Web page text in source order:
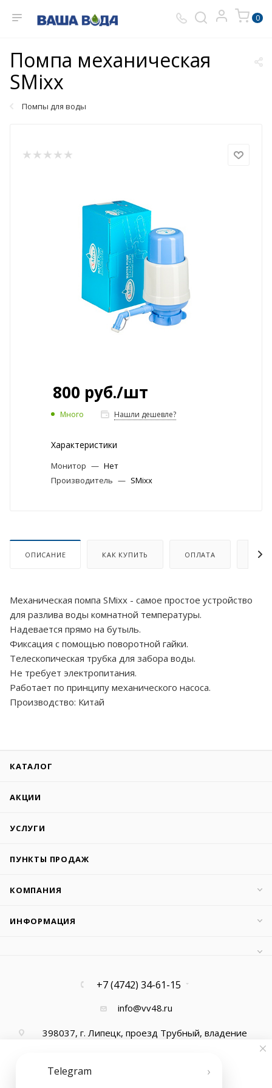
0
Помпа механическая
SMixx
Помпы для воды
800 руб./шт
Много Нашли дешевле?
Характеристики
Монитор — Нет
Производитель — SMixx
ОПИСАНИЕ КАК КУПИТЬ ОПЛАТА
Механическая помпа SMixx - самое простое устройство
для разлива воды комнатной температуры.
Надевается прямо на бутыль.
Фиксация с помощью поворотной гайки.
Телескопическая трубка для забора воды.
Не требует электропитания.
Работает по принципу механического насоса.
Производство: Китай
КАТАЛОГ
АКЦИИ
УСЛУГИ
ПУНКТЫ ПРОДАЖ
КОМПАНИЯ
ИНФОРМАЦИЯ
+7 (4742) 34-61-15
info@vv48.ru
398037, г. Липецк, проезд Трубный, владение
Telegram ›